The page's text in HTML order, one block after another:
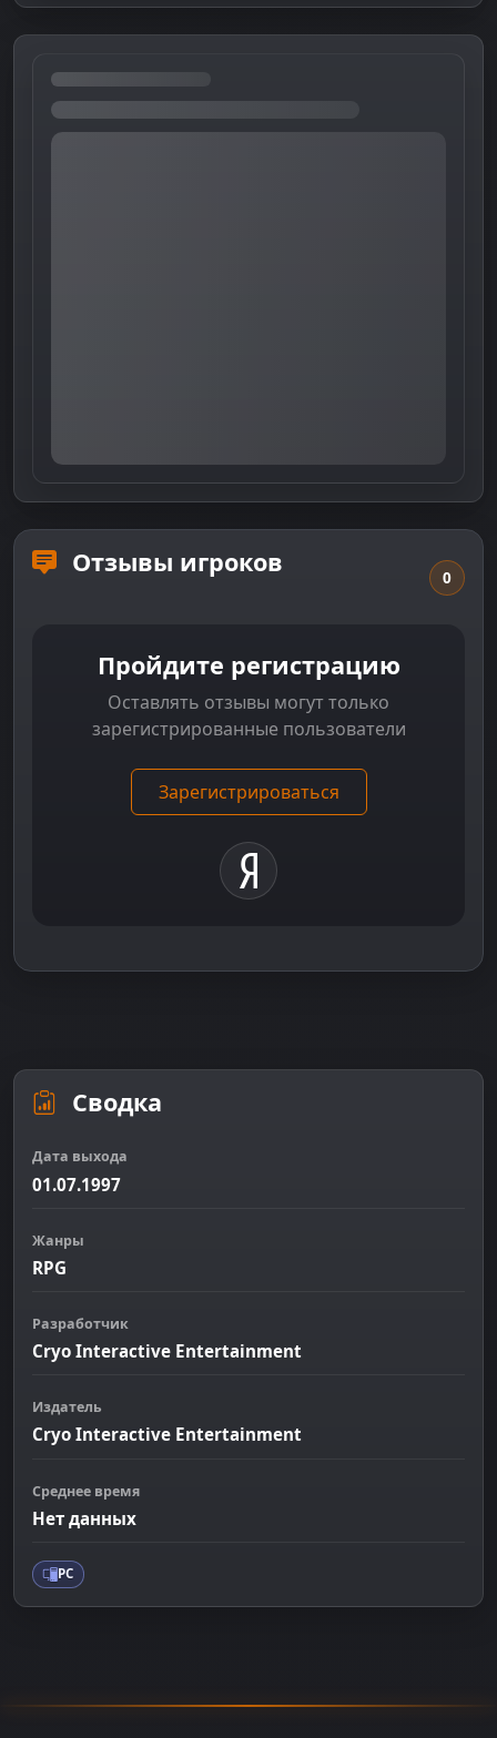
Отзывы игроков 0
Пройдите регистрацию
Оставлять отзывы могут только
зарегистрированные пользователи
Зарегистрироваться
Сводка
Дата выхода
01.07.1997
Жанры
RPG
Разработчик
Cryo Interactive Entertainment
Издатель
Cryo Interactive Entertainment
Среднее время
Нет данных
PC